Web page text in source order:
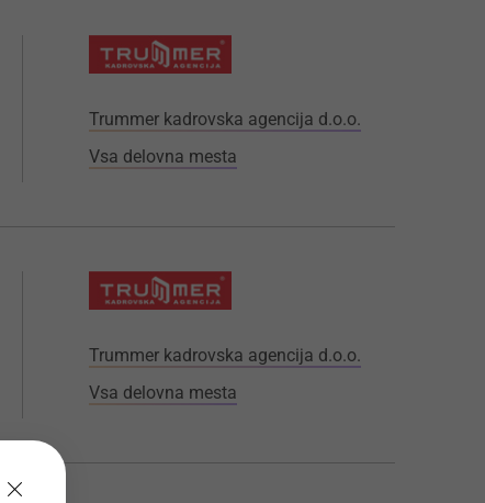
Trummer kadrovska agencija d.o.o.
Vsa delovna mesta
Trummer kadrovska agencija d.o.o.
Vsa delovna mesta